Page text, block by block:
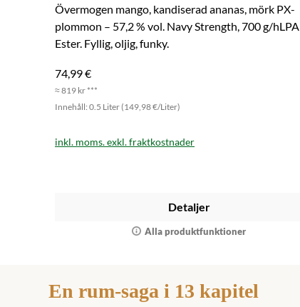
Övermogen mango, kandiserad ananas, mörk PX-
plommon – 57,2 % vol. Navy Strength, 700 g/hLPA
Ester. Fyllig, oljig, funky.
74,99 €
≈ 819 kr ***
Innehåll: 0.5 Liter (149,98 €/Liter)
inkl. moms. exkl. fraktkostnader
Detaljer
Alla produktfunktioner
En rum-saga i 13 kapitel